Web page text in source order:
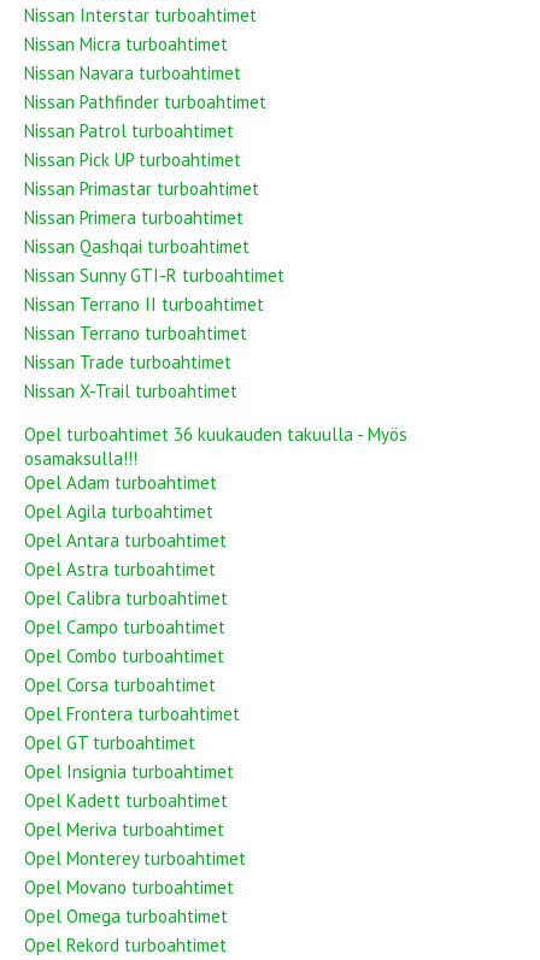
Nissan Interstar turboahtimet
Nissan Micra turboahtimet
Nissan Navara turboahtimet
Nissan Pathfinder turboahtimet
Nissan Patrol turboahtimet
Nissan Pick UP turboahtimet
Nissan Primastar turboahtimet
Nissan Primera turboahtimet
Nissan Qashqai turboahtimet
Nissan Sunny GTI-R turboahtimet
Nissan Terrano II turboahtimet
Nissan Terrano turboahtimet
Nissan Trade turboahtimet
Nissan X-Trail turboahtimet
Opel turboahtimet 36 kuukauden takuulla - Myös
osamaksulla!!!
Opel Adam turboahtimet
Opel Agila turboahtimet
Opel Antara turboahtimet
Opel Astra turboahtimet
Opel Calibra turboahtimet
Opel Campo turboahtimet
Opel Combo turboahtimet
Opel Corsa turboahtimet
Opel Frontera turboahtimet
Opel GT turboahtimet
Opel Insignia turboahtimet
Opel Kadett turboahtimet
Opel Meriva turboahtimet
Opel Monterey turboahtimet
Opel Movano turboahtimet
Opel Omega turboahtimet
Opel Rekord turboahtimet